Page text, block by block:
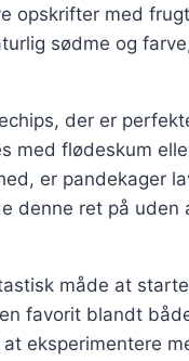
opskrifter med
sødme og
der er
med flødeskum
er pandekager
denne ret på uden
måde at
favorit blandt
eksperimentere